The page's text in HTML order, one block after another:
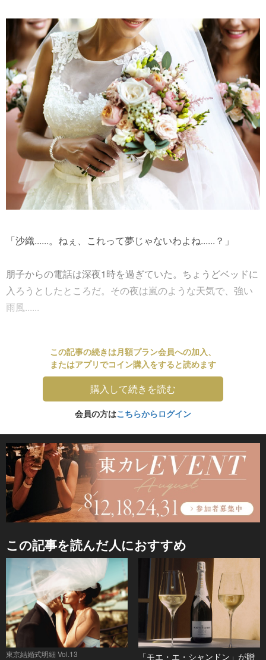
「沙織......。ねぇ、これって夢じゃないわよね......？」
朋子からの電話は深夜1時を過ぎていた。ちょうどベッドに
入ろうとしたところだ。その夜は嵐のような天気で、強い
雨風......
この記事の続きは月額プラン会員への加入、
またはアプリでコイン購入をすると読めます
購入して続きを読む
会員の方はこちらからログイン
この記事を読んだ人におすすめ
東京結婚式明細 Vol.13 「モエ・エ・シャンドン」が贈